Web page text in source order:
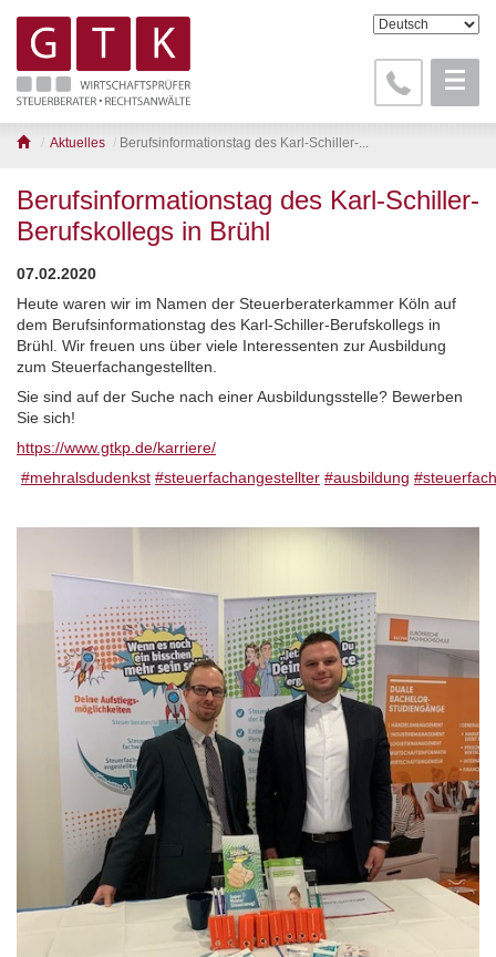
Aktuelles Berufsinformationstag des Karl-Schiller-...
Berufsinformationstag des Karl-Schiller-
Berufskollegs in Brühl
07.02.2020
Heute waren wir im Namen der Steuerberaterkammer Köln auf
dem Berufsinformationstag des Karl-Schiller-Berufskollegs in
Brühl. Wir freuen uns über viele Interessenten zur Ausbildung
zum Steuerfachangestellten.
Sie sind auf der Suche nach einer Ausbildungsstelle? Bewerben
Sie sich!
https://www.gtkp.de/karriere/
#mehralsdudenkst #steuerfachangestellter #ausbildung #